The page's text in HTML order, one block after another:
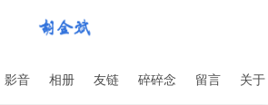
影音 相册 友链 碎碎念 留言 关于